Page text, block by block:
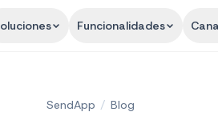
Funcionalidades
SendApp / Blog